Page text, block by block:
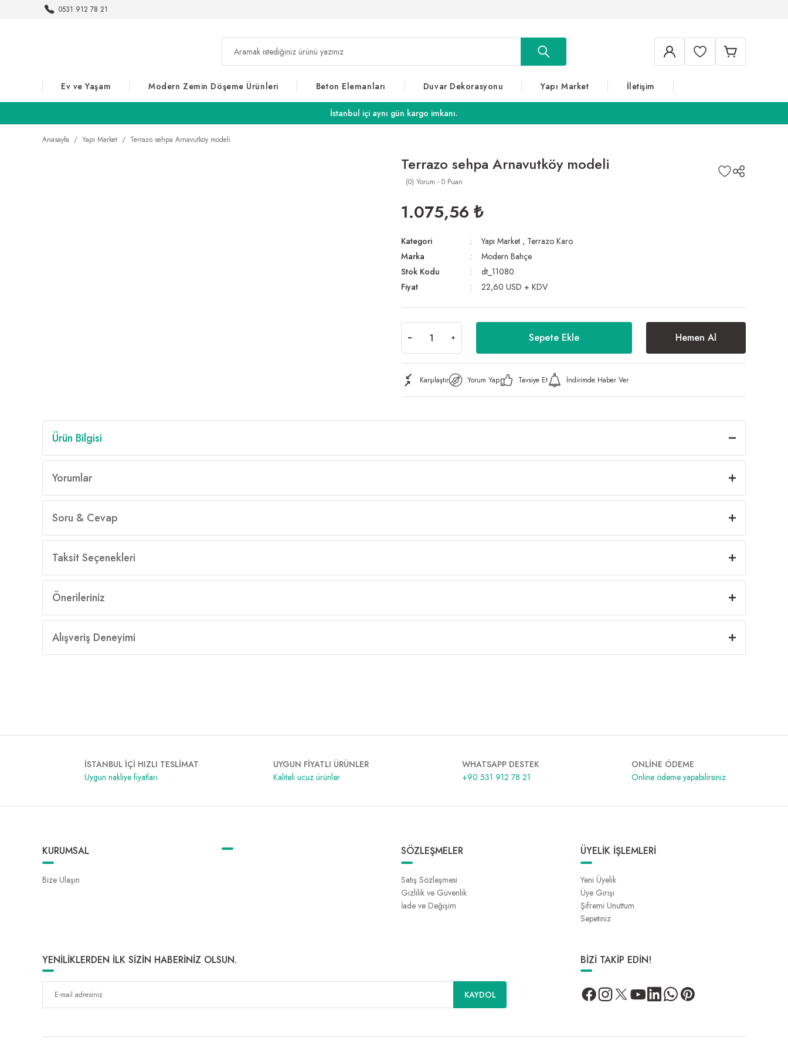
0531 912 78 21
Ev ve Yaşam Modern Zemin Döşeme Ürünleri Beton Elemanları Duvar Dekorasyonu Yapı Market İletişim
İstanbul içi aynı gün kargo imkanı.
Anasayfa Yapı Market Terrazo sehpa Arnavutköy modeli
Terrazo sehpa Arnavutköy modeli
(0) Yorum - 0 Puan
1.075,56 ₺
Kategori Yapı Market , Terrazo Karo
Marka
Modern Bahçe
Stok Kodu
dt_11080
Fiyat
22,60 USD + KDV
Sepete Ekle Hemen Al
Karşılaştır Yorum Yap Tavsiye Et İndirimde Haber Ver
Ürün Bilgisi
Yorumlar
Soru & Cevap
Taksit Seçenekleri
Önerileriniz
Alışveriş Deneyimi
İSTANBUL İÇİ HIZLI TESLİMAT
Uygun nakliye fiyatları.
UYGUN FİYATLI ÜRÜNLER
Kaliteli ucuz ürünler
WHATSAPP DESTEK
+90 531 912 78 21
ONLİNE ÖDEME
Online ödeme yapabilirsiniz.
KURUMSAL
Bize Ulaşın
SÖZLEŞMELER
Satış Sözleşmesi
Gizlilik ve Güvenlik
İade ve Değişim
ÜYELİK İŞLEMLERİ
Yeni Üyelik
Üye Girişi
Şifremi Unuttum
Sepetiniz
YENİLİKLERDEN İLK SİZİN HABERİNİZ OLSUN.
KAYDOL
BİZİ TAKİP EDİN!